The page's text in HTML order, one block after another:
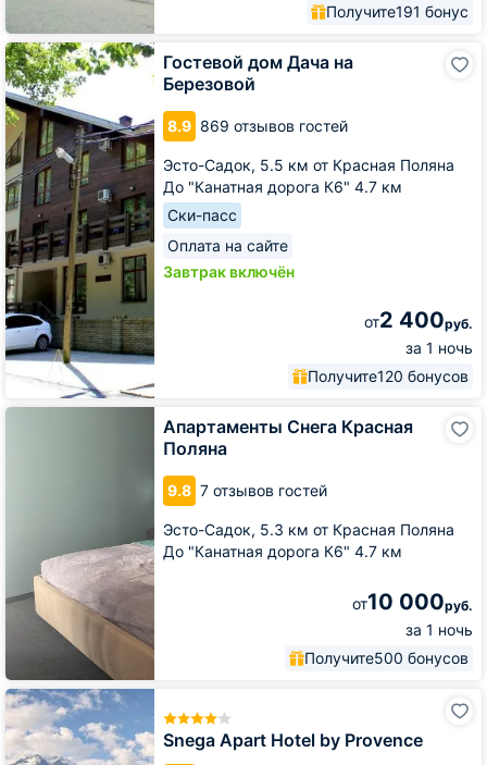
Получите191 бонус
Гостевой дом Дача на
Березовой
8.9 869 отзывов гостей
Эсто-Садок, 5.5 км от Красная Поляна
До "Канатная дорога К6" 4.7 км
Ски-пасс
Оплата на сайте
Завтрак включён
от2 400руб.
за 1 ночь
Получите120 бонусов
Гостевой
дом
Дача
на
Березовой
Апартаменты Снега Красная
Поляна
9.8 7 отзывов гостей
Эсто-Садок, 5.3 км от Красная Поляна
До "Канатная дорога К6" 4.7 км
от10 000руб.
за 1 ночь
Получите500 бонусов
Апартаменты
Snega Apart Hotel by Provence
Snega
Apart
Hotel
by